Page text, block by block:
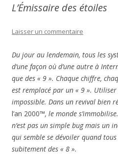
L’Émissaire des étoiles
Laisser un commentaire
Du jour au lendemain, tous les
d’une façon où d’une autre à
que des « 9 ». Chaque chiffre,
est remplacé par un « 9 ».
impossible. Dans un revival bien
l’an 2000™, le monde
n’est pas un simple bug mais un
qui semble se dévoiler quand tous
subitement des « 8 ».